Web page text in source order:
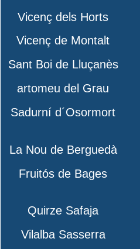
Vicenç dels Horts
Vicenç de Montalt
Sant Boi de Lluçanès
artomeu del Grau
Sadurní d´Osormort
La Nou de Berguedà
Fruitós de Bages
Quirze Safaja
Vilalba Sasserra